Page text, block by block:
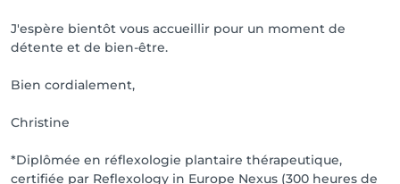
J'espère bientôt vous accueillir pour un moment de
détente et de bien-être.
Bien cordialement,
Christine
*Diplômée en réflexologie plantaire thérapeutique,
certifiée par Reflexology in Europe Nexus (300 heures de